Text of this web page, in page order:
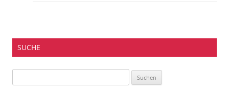
SUCHE
nach: